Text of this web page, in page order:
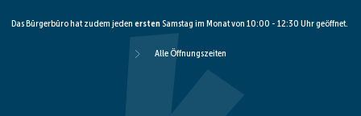
Das Bürgerbüro hat zudem jeden erstenSamstag im Monat von 10:00 - 12:30 Uhr geöffnet.
Alle Öffnungszeiten